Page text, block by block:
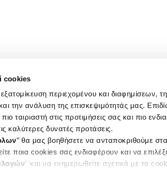
cookies
περιεχομένου και διαφημίσεων,
την ανάλυση της επισκεψιμότητάς μας.
ταιριαστή στις προτιμήσεις σας και πιο
καλύτερες δυνατές προτάσεις.
’’ θα μας βοηθήσετε να ανταποκριθούμε
ποια cookies σας ενδιαφέρουν και να
΄΄και να ενημερωθείτε σχετικά με τα